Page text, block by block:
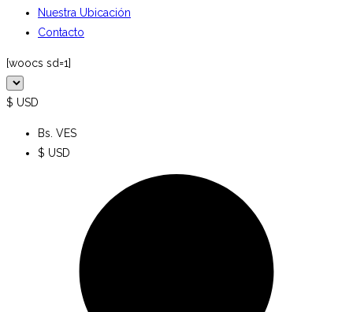
Nuestra Ubicación
Contacto
[woocs sd=1]
$ USD
Bs. VES
$ USD